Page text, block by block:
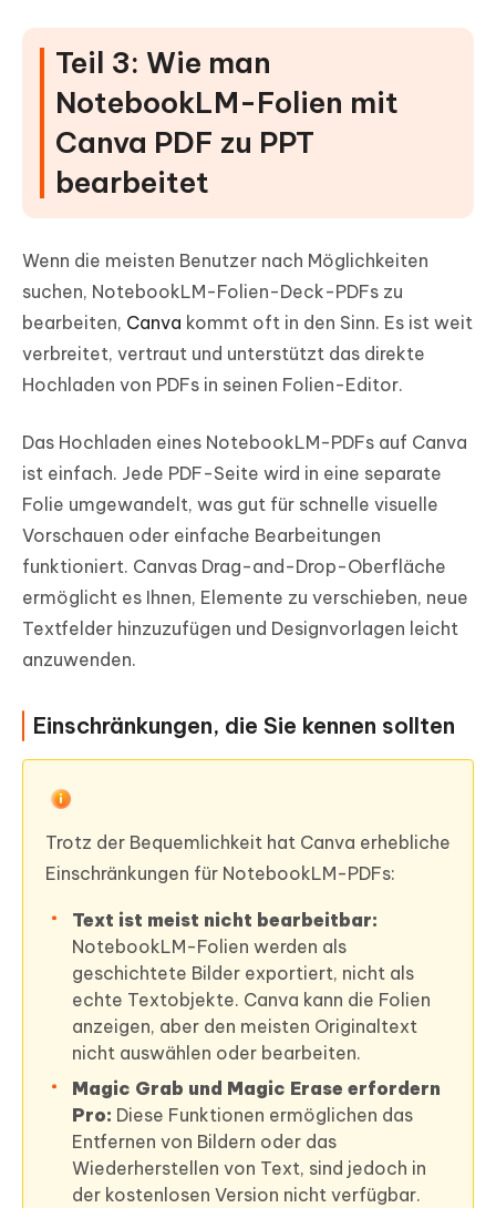
Teil 3: Wie man
NotebookLM-Folien mit
Canva PDF zu PPT
bearbeitet
Wenn die meisten Benutzer nach Möglichkeiten
suchen, NotebookLM-Folien-Deck-PDFs zu
bearbeiten, Canva kommt oft in den Sinn. Es ist weit
verbreitet, vertraut und unterstützt das direkte
Hochladen von PDFs in seinen Folien-Editor.
Das Hochladen eines NotebookLM-PDFs auf Canva
ist einfach. Jede PDF-Seite wird in eine separate
Folie umgewandelt, was gut für schnelle visuelle
Vorschauen oder einfache Bearbeitungen
funktioniert. Canvas Drag-and-Drop-Oberfläche
ermöglicht es Ihnen, Elemente zu verschieben, neue
Textfelder hinzuzufügen und Designvorlagen leicht
anzuwenden.
Einschränkungen, die Sie kennen sollten
Trotz der Bequemlichkeit hat Canva erhebliche
Einschränkungen für NotebookLM-PDFs:
Text ist meist nicht bearbeitbar:
NotebookLM-Folien werden als
geschichtete Bilder exportiert, nicht als
echte Textobjekte. Canva kann die Folien
anzeigen, aber den meisten Originaltext
nicht auswählen oder bearbeiten.
Magic Grab und Magic Erase erfordern
Pro: Diese Funktionen ermöglichen das
Entfernen von Bildern oder das
Wiederherstellen von Text, sind jedoch in
der kostenlosen Version nicht verfügbar.